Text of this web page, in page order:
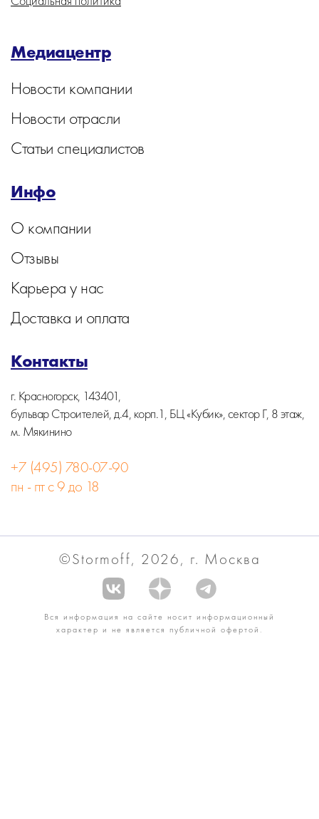
Медиацентр
Новости компании
Новости отрасли
Статьи специалистов
Инфо
О компании
Отзывы
Карьера у нас
Доставка и оплата
Контакты
г. Красногорск, 143401,
бульвар Строителей, д.4, корп.1, БЦ «Кубик», сектор Г, 8 этаж,
м. Мякинино
+7 (495) 780-07-90
пн - пт с 9 до 18
©Stormoff, 2026, г. Москва
Вся информация на сайте носит информационный
характер и не является публичной офертой.